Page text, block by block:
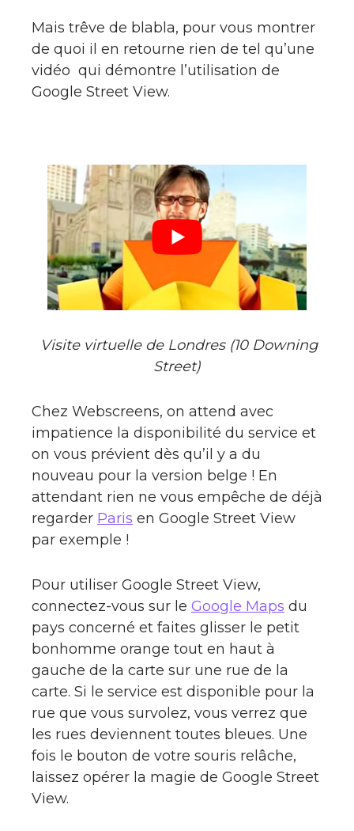
Mais trêve de blabla, pour vous montrer
de quoi il en retourne rien de tel qu’une
vidéo qui démontre l’utilisation de
Google Street View.
Visite virtuelle de Londres (10 Downing
Street)
Chez Webscreens, on attend avec
impatience la disponibilité du service et
on vous prévient dès qu’il y a du
nouveau pour la version belge ! En
attendant rien ne vous empêche de déjà
regarder Paris en Google Street View
par exemple !
Pour utiliser Google Street View,
connectez-vous sur le Google Maps du
pays concerné et faites glisser le petit
bonhomme orange tout en haut à
gauche de la carte sur une rue de la
carte. Si le service est disponible pour la
rue que vous survolez, vous verrez que
les rues deviennent toutes bleues. Une
fois le bouton de votre souris relâche,
laissez opérer la magie de Google Street
View.